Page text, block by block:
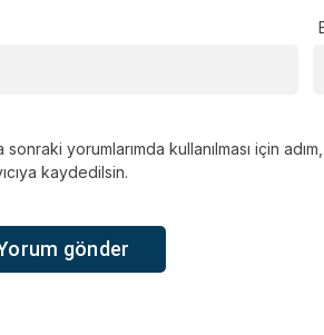
sonraki yorumlarımda kullanılması için
kaydedilsin.